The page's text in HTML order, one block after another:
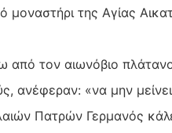
της Αγίας
από τον αιωνόβιο
ανέφεραν: «να μην
Πατρών Γερμανός